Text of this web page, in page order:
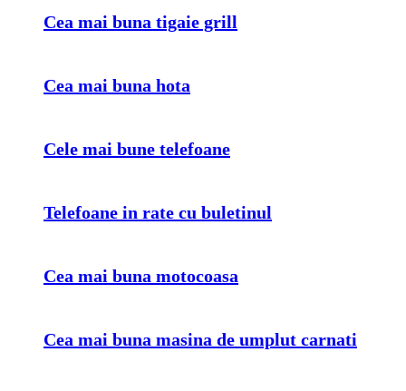
Cea mai buna tigaie grill
Cea mai buna hota
Cele mai bune telefoane
Telefoane in rate cu buletinul
Cea mai buna motocoasa
Cea mai buna masina de umplut carnati